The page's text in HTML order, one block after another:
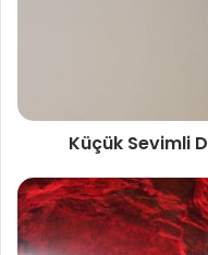
Küçük Sevimli